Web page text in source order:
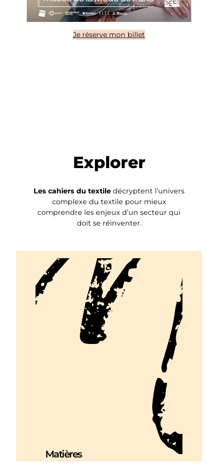
Je réserve mon billet
Explorer
Les cahiers du textile décryptent l’univers
complexe du textile pour mieux
comprendre les enjeux d’un secteur qui
doit se réinventer.
Matières